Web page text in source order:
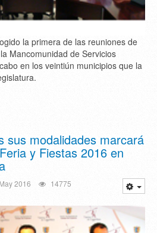
la primera de las reuniones de
Mancomunidad de Servicios
en los veintiún municipios que la
sus modalidades marcará
y Fiestas 2016 en
2016 14775